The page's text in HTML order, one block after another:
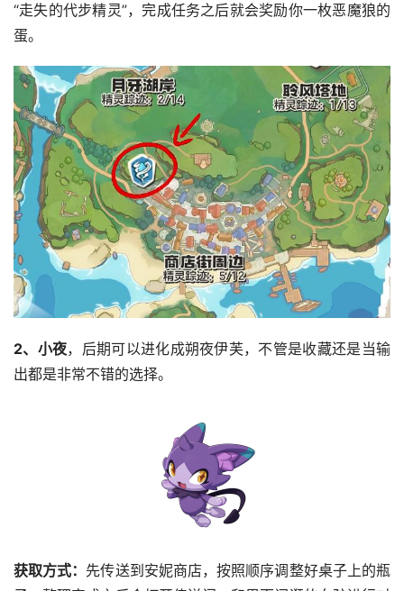
“走失的代步精灵”，完成任务之后就会奖励你一枚恶魔狼的
蛋。
2、小夜，后期可以进化成朔夜伊芙，不管是收藏还是当输
出都是非常不错的选择。
获取方式： 先传送到安妮商店，按照顺序调整好桌子上的瓶